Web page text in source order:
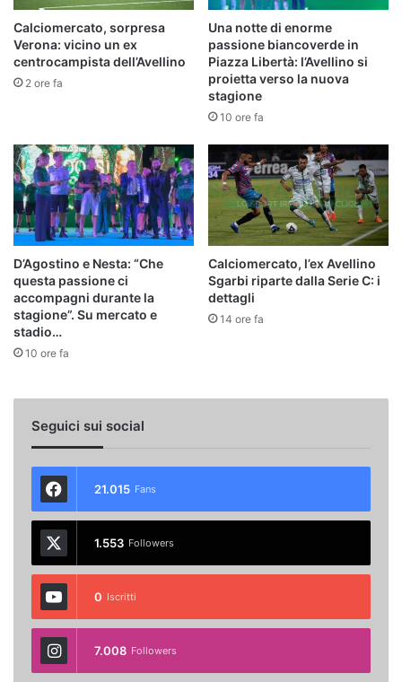
Calciomercato, sorpresa
Verona: vicino un ex
centrocampista dell’Avellino
2 ore fa
Una notte di enorme
passione biancoverde in
Piazza Libertà: l’Avellino si
proietta verso la nuova
stagione
10 ore fa
D’Agostino e Nesta: “Che
questa passione ci
accompagni durante la
stagione”. Su mercato e
stadio…
10 ore fa
Calciomercato, l’ex Avellino
Sgarbi riparte dalla Serie C: i
dettagli
14 ore fa
Seguici sui social
21.015 Fans
1.553 Followers
0 Iscritti
7.008 Followers